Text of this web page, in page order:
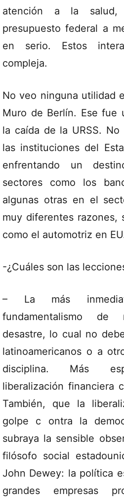
atención a la salud,
presupuesto federal a
en serio. Estos
compleja.
No veo ninguna utilidad
Muro de Berlín. Ese fue
la caída de la URSS.
las instituciones del
enfrentando un
sectores como los
algunas otras en el
muy diferentes razones,
como el automotriz en
-¿Cuáles son las
– La más
fundamentalismo
desastre, lo cual no
latinoamericanos o a
disciplina. Más
liberalización financiera
También, que la
golpe c ontra la
subraya la sensible
filósofo social
John Dewey: la política
grandes empresas